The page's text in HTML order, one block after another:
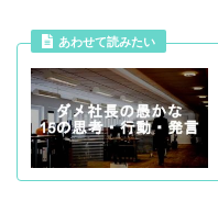
あわせて読みたい